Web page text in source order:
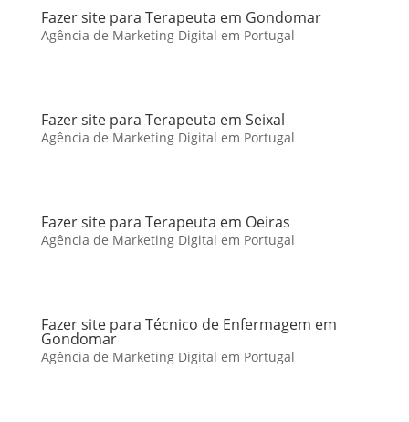
Fazer site para Terapeuta em Gondomar
Agência de Marketing Digital em Portugal
Fazer site para Terapeuta em Seixal
Agência de Marketing Digital em Portugal
Fazer site para Terapeuta em Oeiras
Agência de Marketing Digital em Portugal
Fazer site para Técnico de Enfermagem em
Gondomar
Agência de Marketing Digital em Portugal